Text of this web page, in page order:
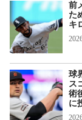
前
た
キ
球
ス
術
に